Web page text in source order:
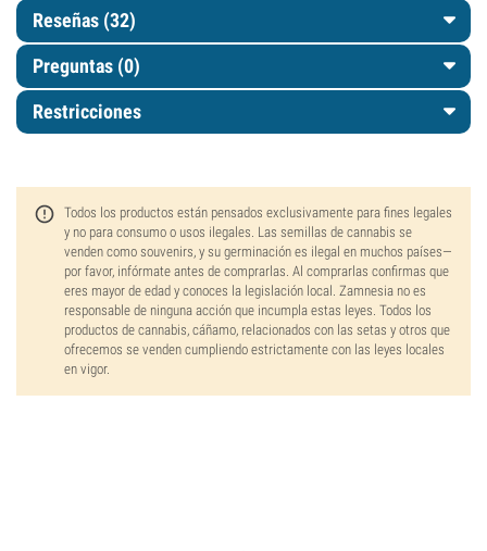
Reseñas (32)
Preguntas (0)
Restricciones
Todos los productos están pensados exclusivamente para fines legales
y no para consumo o usos ilegales. Las semillas de cannabis se
venden como souvenirs, y su germinación es ilegal en muchos países—
por favor, infórmate antes de comprarlas. Al comprarlas confirmas que
eres mayor de edad y conoces la legislación local. Zamnesia no es
responsable de ninguna acción que incumpla estas leyes. Todos los
productos de cannabis, cáñamo, relacionados con las setas y otros que
ofrecemos se venden cumpliendo estrictamente con las leyes locales
en vigor.